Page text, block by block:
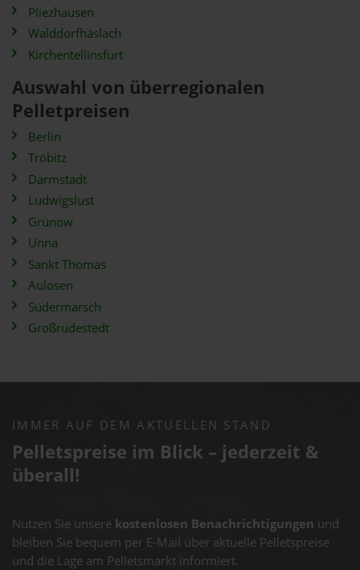
Pliezhausen
Walddorfhäslach
Kirchentellinsfurt
Auswahl von überregionalen
Pelletpreisen
Berlin
Tröbitz
Darmstadt
Ludwigslust
Grünow
Unna
Sankt Thomas
Aulosen
Südermarsch
Großrudestedt
IMMER AUF DEM AKTUELLEN STAND
Pelletspreise im Blick – jederzeit &
überall!
Nutzen Sie unsere kostenlosen Benachrichtigungen und
bleiben Sie bequem per E-Mail über aktuelle Pelletspreise
und die Lage am Pelletsmarkt informiert.